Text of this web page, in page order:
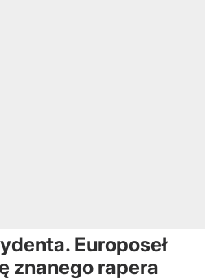
Europoseł
znanego rapera